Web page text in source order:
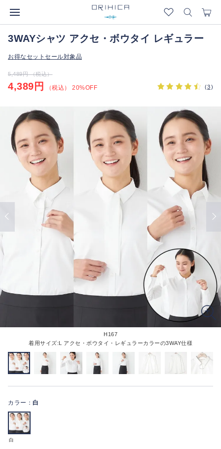
3WAYシャツ アクセ・ボウタイ レギュラー
お得なセットセール対象品
5,489円 （税込）
4,389円 （税込） 20%OFF (3)
H167
着用サイズ:L アクセ・ボウタイ・レギュラーカラーの3WAY仕様
カラー： 白
白